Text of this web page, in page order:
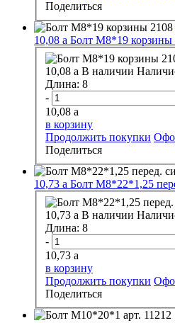
Поделиться
10,08 a Болт М8*19 корзины
10,08 a В наличии
Длина: 8
-
10,08 a
в корзину
Продолжить покупки
Поделиться
10,73 a Болт М8*22*1,25
10,73 a В наличии
Длина: 8
-
10,73 a
в корзину
Продолжить покупки
Поделиться